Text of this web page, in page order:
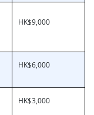
HK$9,000
HK$6,000
HK$3,000